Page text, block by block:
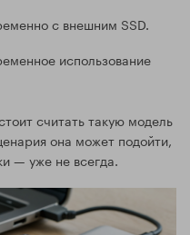
с внешним SSD.
использование
считать такую модель
она может подойти,
— уже не всегда.